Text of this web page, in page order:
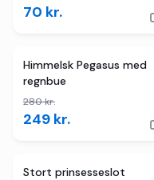
70 kr.
TILBUD
Himmelsk Pegasus med
regnbue
280kr.
249 kr.
Stort prinsesseslot